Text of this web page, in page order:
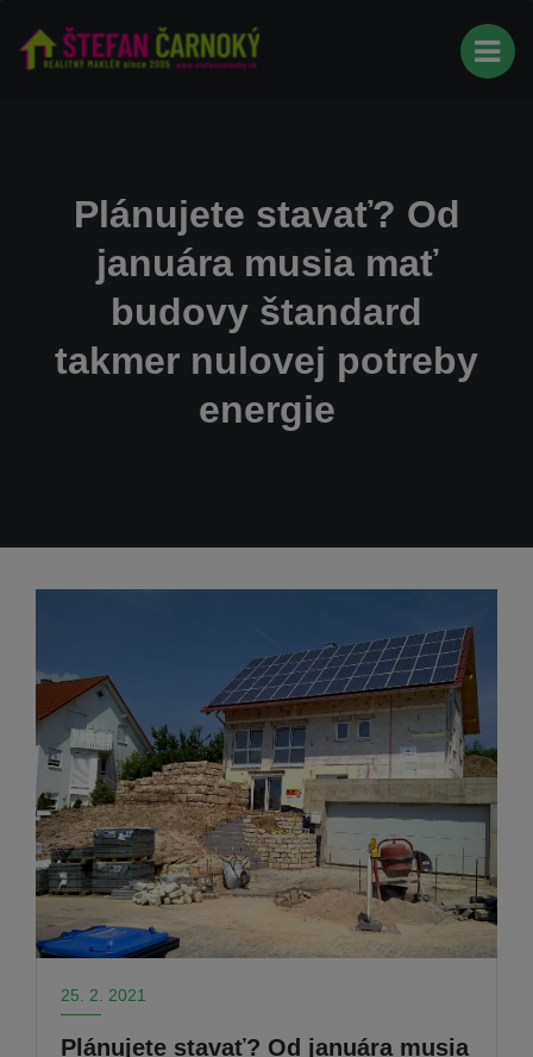
Plánujete stavať? Od
januára musia mať
budovy štandard
takmer nulovej potreby
energie
25. 2. 2021
Plánujete stavať? Od januára musia